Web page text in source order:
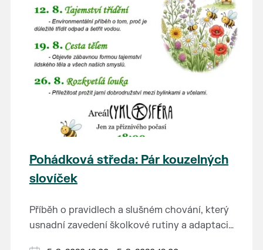
Pohádková středa: Pár kouzelných
slovíček
Příběh o pravidlech a slušném chování, který
usnadní zavedení školkové rutiny a adaptaci